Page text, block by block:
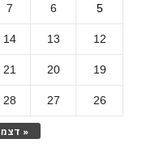
« דצמ
5
6
7
12
13
14
19
20
21
26
27
28